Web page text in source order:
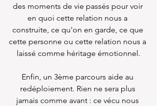
des moments de vie passés pour voir
en quoi cette relation nous a
construite, ce qu'on en garde, ce que
cette personne ou cette relation nous a
laissé comme héritage émotionnel.
Enfin, un 3ème parcours aide au
redéploiement. Rien ne sera plus
jamais comme avant : ce vécu nous